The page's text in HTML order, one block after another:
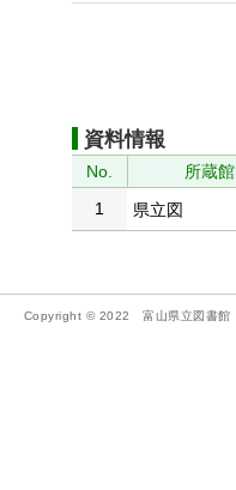
資料情報
No. 所蔵館
1
県立図
Copyright © 2022 富山県立図書